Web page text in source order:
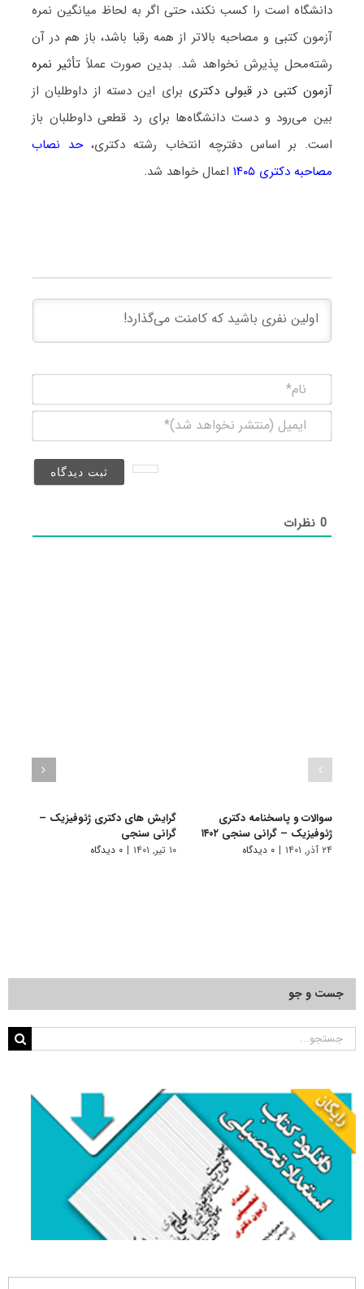
دانشگاه است را کسب نکند، حتی اگر به لحاظ میانگین نمره
آزمون کتبی و مصاحبه بالاتر از همه رقبا باشد، باز هم در آن
رشته‌محل پذیرش نخواهد شد. بدین صورت عملاً تأثیر نمره
آزمون کتبی در قبولی دکتری برای این دسته از داوطلبان از
بین می‌رود و دست دانشگاه‌ها برای رد قطعی داوطلبان باز
است. بر اساس دفترچه انتخاب رشته دکتری،حد نصاب
مصاحبه دکتری ۱۴۰۵
اعمال خواهد شد.
(منتشر
0نظرات
سوالات و پاسخنامه دکتری
ژئوفیزیک – گرانی سنجی ۱۴۰۲
۲۴ آذر, ۱۴۰۱ | ۰ دیدگاه
گرایش های دکتری ژئوفیزیک –
گرانی سنجی
۱۰ تیر, ۱۴۰۱ | ۰ دیدگاه
جست و جو
جستجو